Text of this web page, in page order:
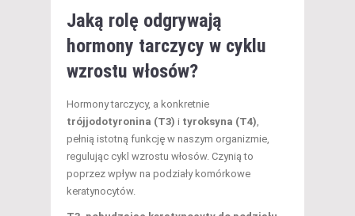
Jaką rolę odgrywają
hormony tarczycy w cyklu
wzrostu włosów?
Hormony tarczycy, a konkretnie
trójjodotyronina (T3) i tyroksyna (T4),
pełnią istotną funkcję w naszym organizmie,
regulując cykl wzrostu włosów. Czynią to
poprzez wpływ na podziały komórkowe
keratynocytów.